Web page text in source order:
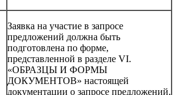
Заявка на участие в запросе
предложений должна быть
подготовлена по форме,
представленной в разделе VI.
«ОБРАЗЦЫ И ФОРМЫ
ДОКУМЕНТОВ» настоящей
документации о запросе предложений,